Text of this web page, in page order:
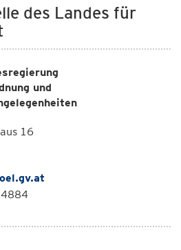
des Landes für
und
16